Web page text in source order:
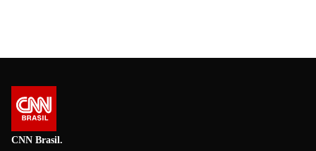
CNN Brasil.